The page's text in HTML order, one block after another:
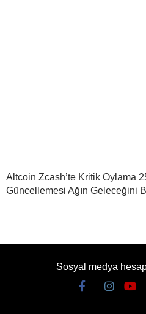
Altcoin Zcash’te Kritik Oylama
Güncellemesi Ağın Geleceğini
Sosyal medya